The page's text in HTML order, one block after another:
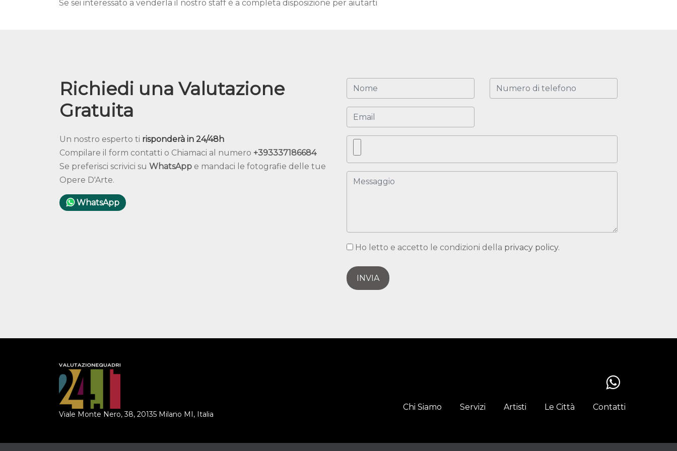
Se sei interessato a venderla il nostro staff è a completa disposizione per aiutarti
Richiedi una Valutazione
Gratuita
Un nostro esperto ti risponderà in 24/48h
Compilare il form contatti o Chiamaci al numero +393337186684
Se preferisci scrivici su WhatsApp e mandaci le fotografie delle tue
Opere D'Arte.
WhatsApp
Ho letto e accetto le condizioni della privacy policy.
INVIA
Viale Monte Nero, 38, 20135 Milano MI, Italia
Chi Siamo Servizi Artisti Le Città Contatti